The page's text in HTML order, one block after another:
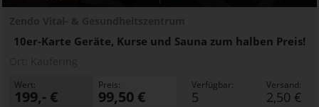
10er-Karte Geräte, Kurse und Sauna zum halben Preis!
Wert:
199,- €
Preis:
99,50 €
Verfügbar:
5
Versand:
2,50 €